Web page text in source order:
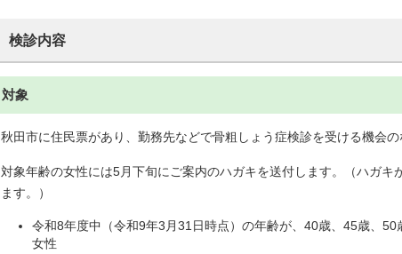
検診内容
対象
秋田市に住民票があり、勤務先などで骨粗しょう症検診を受ける機会の
対象年齢の女性には5月下旬にご案内のハガキを送付します。（ハガキ
ます。）
令和8年度中（令和9年3月31日時点）の年齢が、40歳、45歳、
女性